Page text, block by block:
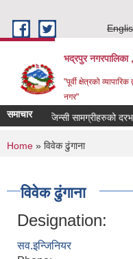
भद्रपुर नगरपालिका
"पूर्वी क्षेत्रको
नगर"
समाचार जिन्सी सामग्रीहरुको
You are here
Home » विवेक ढुंगाना
विवेक ढुंगाना
Designation:
सव.इन्जिनियर